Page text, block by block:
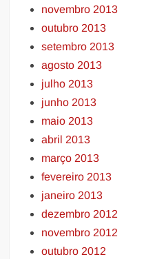
novembro 2013
outubro 2013
setembro 2013
agosto 2013
julho 2013
junho 2013
maio 2013
abril 2013
março 2013
fevereiro 2013
janeiro 2013
dezembro 2012
novembro 2012
outubro 2012